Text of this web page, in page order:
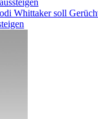
Whittaker soll